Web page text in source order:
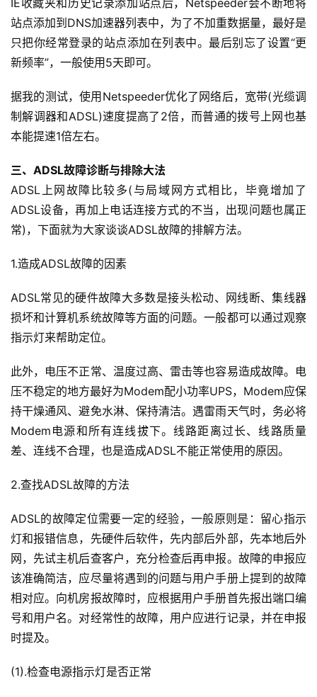
站点添加到DNS加速器列表中，为了不加重数据量，最好是
只把你经常登录的站点添加在列表中。最后别忘了设置“更
新频率”，一般使用5天即可。
据我的测试，使用Netspeeder优化了网络后，宽带(光缆调
制解调器和ADSL)速度提高了2倍，而普通的拨号上网也基
本能提速1倍左右。
三、ADSL故障诊断与排除大法
ADSL上网故障比较多(与局域网方式相比，毕竟增加了
ADSL设备，再加上电话连接方式的不当，出现问题也属正
常)，下面就为大家谈谈ADSL故障的排解方法。
1.造成ADSL故障的因素
ADSL常见的硬件故障大多数是接头松动、网线断、集线器
损坏和计算机系统故障等方面的问题。一般都可以通过观察
指示灯来帮助定位。
此外，电压不正常、温度过高、雷击等也容易造成故障。电
压不稳定的地方最好为Modem配小功率UPS，Modem应保
持干燥通风、避免水淋、保持清洁。遇雷雨天气时，务必将
Modem电源和所有连线拔下。线路距离过长、线路质量
差、连线不合理，也是造成ADSL不能正常使用的原因。
2.查找ADSL故障的方法
ADSL的故障定位需要一定的经验，一般原则是：留心指示
灯和报错信息，先硬件后软件，先内部后外部，先本地后外
网，先试主机后查客户，充分检查后再申报。故障的申报应
该准确简洁，应尽量将遇到的问题与用户手册上提到的故障
相对应。向机房报故障时，应根据用户手册首先报出端口编
号和用户名。对经常性的故障，用户应进行记录，并在申报
时提及。
(1).检查电源指示灯是否正常